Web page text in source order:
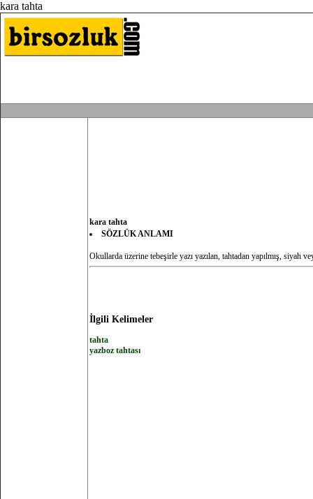
kara tahta
kara tahta
SÖZLÜK ANLAMI
Okullarda üzerine tebeşirle yazı yazılan, tahtadan yapılmış, siyah
İlgili Kelimeler
tahta
yazboz tahtası